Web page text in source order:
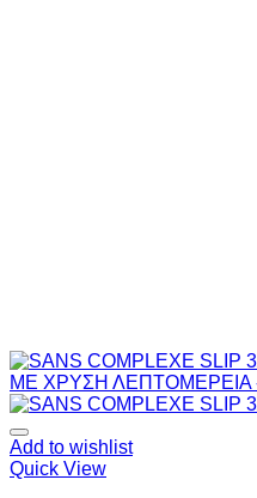
Add to wishlist
Quick View